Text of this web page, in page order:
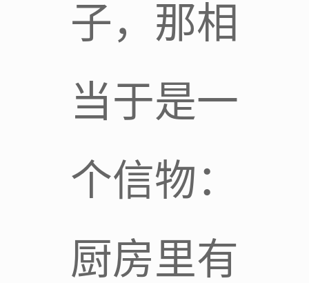
子，那相
当于是一
个信物：
厨房里有